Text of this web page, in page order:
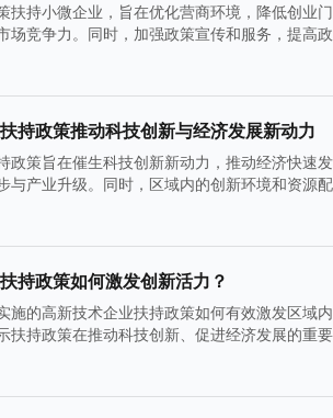
扶持小微企业，旨在优化营商环境，降低创业
场竞争力。同时，加强政策宣传和服务，提高
持政策推动科技创新与经济发展新动力
政策旨在催生科技创新新动力，推动经济快速
与产业升级。同时，区域内的创新环境和资源
持政策如何激发创新活力？
施的高新技术企业扶持政策如何有效激发区域
扶持政策在推动科技创新、促进经济发展的重